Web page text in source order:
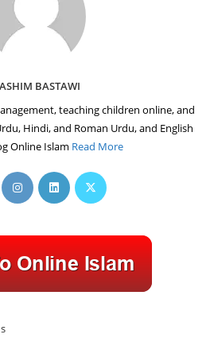
BASTAWI
teaching children online, and
Hindi, and Roman Urdu, and English
Online Islam Read More
in
Opens
in
new
tab
Opens
in
new
tab
Opens
new
tab